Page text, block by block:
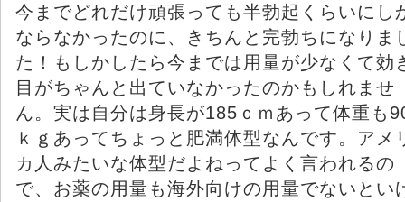
今までどれだけ頑張っても半勃起くらいにし
ならなかったのに、きちんと完勃ちになりま
た！もしかしたら今までは用量が少なくて効
目がちゃんと出ていなかったのかもしれませ
ん。実は自分は身長が185ｃｍあって体重も
ｋｇあってちょっと肥満体型なんです。アメ
カ人みたいな体型だよねってよく言われるの
で、お薬の用量も海外向けの用量でないとい